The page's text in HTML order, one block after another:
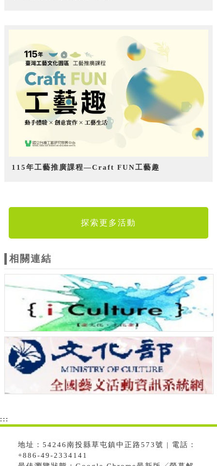
115年工藝推廣課程—Craft FUN工藝趣
探索更多活動
相關連結
:::
地址：54246南投縣草屯鎮中正路573號 | 電話：
+886-49-2334141